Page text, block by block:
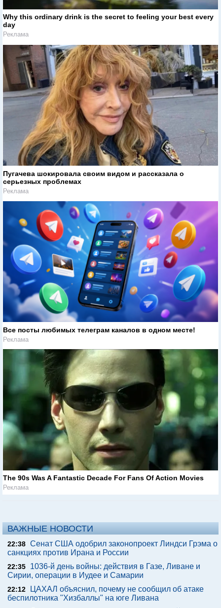
Why this ordinary drink is the secret to feeling your best every
day
Реклама
Пугачева шокировала своим видом и рассказала о
серьезных проблемах
Реклама
Все посты любимых телеграм каналов в одном месте!
Реклама
The 90s Was A Fantastic Decade For Fans Of Action Movies
Реклама
ВАЖНЫЕ НОВОСТИ
22:38 Сенат США одобрил законопроект Линдси Грэма о
санкциях против Ирана и России
22:35
1036-й день войны: действия в Газе, Ливане и
Сирии, операции в Иудее и Самарии
22:12
ЦАХАЛ объяснил, почему не сообщил об атаке
беспилотника "Хизбаллы" на юге Ливана